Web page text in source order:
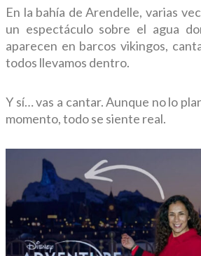
En la bahía de Arendelle, varias
un espectáculo sobre el agua
aparecen en barcos vikingos,
todos llevamos dentro.
Y sí… vas a cantar. Aunque no lo
momento, todo se siente real.